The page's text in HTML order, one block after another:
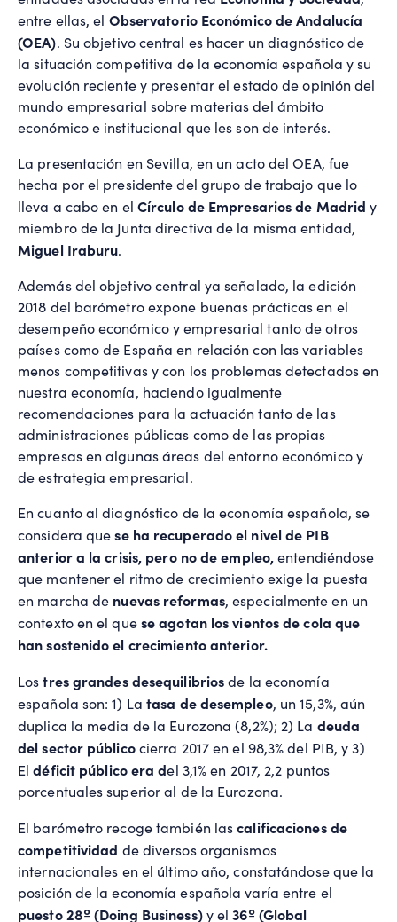
entre ellas, el Observatorio Económico de Andalucía
(OEA). Su objetivo central es hacer un diagnóstico de
la situación competitiva de la economía española y su
evolución reciente y presentar el estado de opinión del
mundo empresarial sobre materias del ámbito
económico e institucional que les son de interés.
La presentación en Sevilla, en un acto del OEA, fue
hecha por el presidente del grupo de trabajo que lo
lleva a cabo en el Círculo de Empresarios de Madrid y
miembro de la Junta directiva de la misma entidad,
Miguel Iraburu.
Además del objetivo central ya señalado, la edición
2018 del barómetro expone buenas prácticas en el
desempeño económico y empresarial tanto de otros
países como de España en relación con las variables
menos competitivas y con los problemas detectados en
nuestra economía, haciendo igualmente
recomendaciones para la actuación tanto de las
administraciones públicas como de las propias
empresas en algunas áreas del entorno económico y
de estrategia empresarial.
En cuanto al diagnóstico de la economía española, se
considera quese ha recuperado el nivel de PIB
anterior a la crisis, pero no de empleo,entendiéndose
que mantener el ritmo de crecimiento exige la puesta
en marcha de nuevas reformas, especialmente en un
contexto en el quese agotan los vientos de cola que
han sostenido el crecimiento anterior.
Lostres grandes desequilibriosde la economía
española son: 1) La tasa de desempleo, un 15,3%, aún
duplica la media de la Eurozona (8,2%); 2) La deuda
del sector públicocierra 2017 en el 98,3% del PIB, y 3)
Eldéficit público era del 3,1% en 2017, 2,2 puntos
porcentuales superior al de la Eurozona.
El barómetro recoge también lascalificaciones de
competitividad de diversos organismos
internacionales en el último año, constatándose que la
posición de la economía española varía entre el
puesto 28º (Doing Business)y el36º (Global